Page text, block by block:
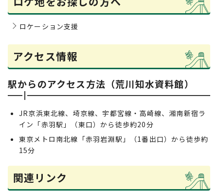
ロケーション支援
アクセス情報
駅からのアクセス方法（荒川知水資料館）
JR京浜東北線、埼京線、宇都宮線・高崎線、湘南新宿ラ
イン「赤羽駅」（東口）から徒歩約20分
東京メトロ南北線「赤羽岩淵駅」（1番出口）から徒歩約
15分
関連リンク